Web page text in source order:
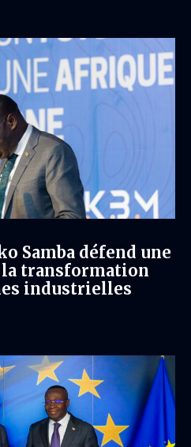
Samba défend une
la transformation
industrielles